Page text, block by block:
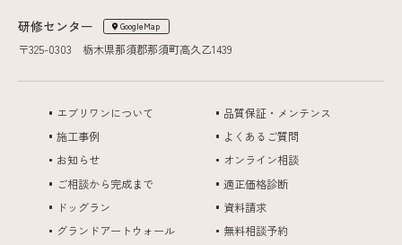
研修センター GoogleMap
〒325-0303 栃木県那須郡那須町高久乙1439
エブリワンについて
施工事例
お知らせ
ご相談から完成まで
ドッグラン
グランドアートウォール
品質保証・メンテンス
よくあるご質問
オンライン相談
適正価格診断
資料請求
無料相談予約